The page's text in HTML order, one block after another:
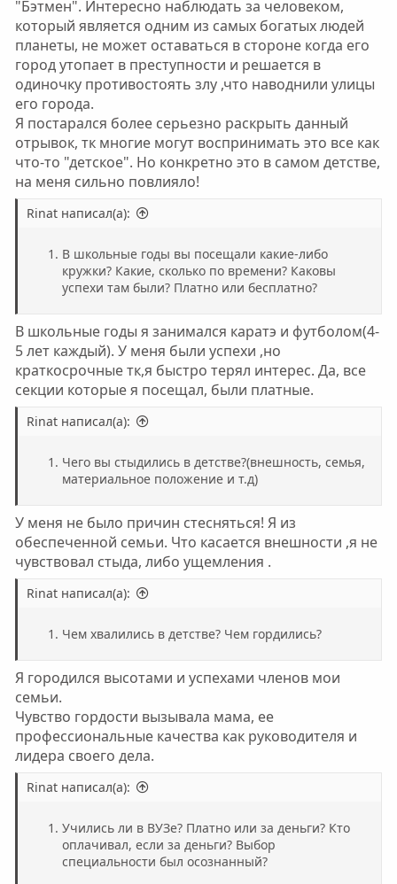
"Бэтмен". Интересно наблюдать за человеком,
который является одним из самых богатых людей
планеты, не может оставаться в стороне когда его
город утопает в преступности и решается в
одиночку противостоять злу ,что наводнили улицы
его города.
Я постарался более серьезно раскрыть данный
отрывок, тк многие могут воспринимать это все как
что-то "детское". Но конкретно это в самом детстве,
на меня сильно повлияло!
Rinat написал(а):
В школьные годы вы посещали какие-либо
кружки? Какие, сколько по времени? Каковы
успехи там были? Платно или бесплатно?
В школьные годы я занимался каратэ и футболом(4-
5 лет каждый). У меня были успехи ,но
краткосрочные тк,я быстро терял интерес. Да, все
секции которые я посещал, были платные.
Rinat написал(а):
Чего вы стыдились в детстве?(внешность, семья,
материальное положение и т.д)
У меня не было причин стесняться! Я из
обеспеченной семьи. Что касается внешности ,я не
чувствовал стыда, либо ущемления .
Rinat написал(а):
Чем хвалились в детстве? Чем гордились?
Я городился высотами и успехами членов мои
семьи.
Чувство гордости вызывала мама, ее
профессиональные качества как руководителя и
лидера своего дела.
Rinat написал(а):
Учились ли в ВУЗе? Платно или за деньги? Кто
оплачивал, если за деньги? Выбор
специальности был осознанный?